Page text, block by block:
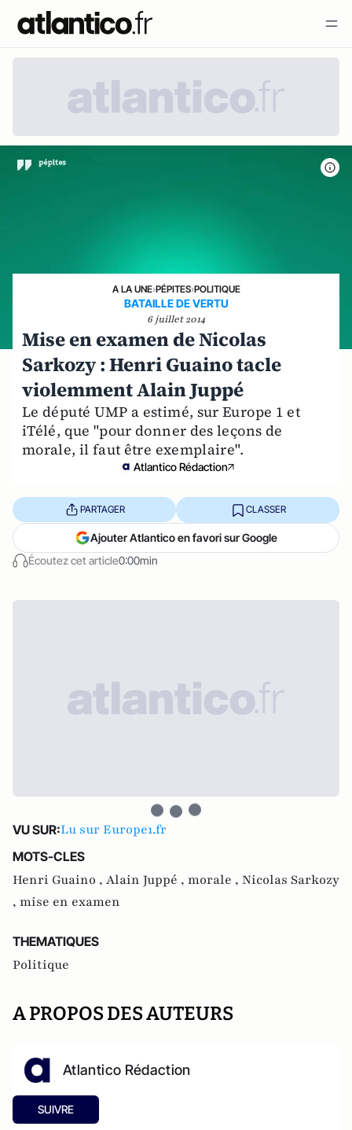
A LA UNE›PÉPITES›POLITIQUE
BATAILLE DE VERTU
6 juillet 2014
Mise en examen de Nicolas
Sarkozy : Henri Guaino tacle
violemment Alain Juppé
Le député UMP a estimé, sur Europe 1 et
iTélé, que "pour donner des leçons de
morale, il faut être exemplaire".
Atlantico Rédaction
Écoutez cet article0:00min
PARTAGER CLASSER
Ajouter Atlantico en favori sur Google
VU SUR:Lu sur Europe1.fr
MOTS-CLES
Henri Guaino , Alain Juppé , morale , Nicolas Sarkozy
, mise en examen
THEMATIQUES
Politique
A PROPOS DES AUTEURS
Atlantico Rédaction
SUIVRE